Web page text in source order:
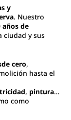
y
. Nuestro
años de
ciudad y sus
cero,
hasta el
, pintura…
como